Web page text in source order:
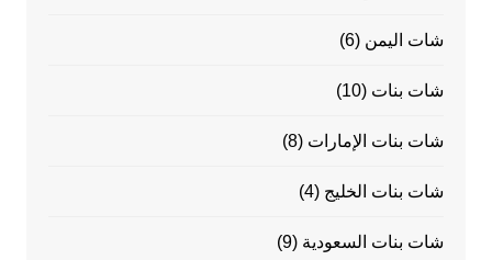
شات اليمن (6)
شات بنات (10)
شات بنات الإمارات (8)
شات بنات الخليج (4)
شات بنات السعودية (9)